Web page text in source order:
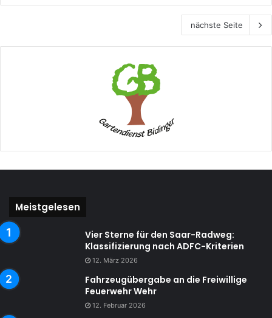
nächste Seite
Meistgelesen
Vier Sterne für den Saar-Radweg:
Klassifizierung nach ADFC-Kriterien
12. März 2026
Fahrzeugübergabe an die Freiwillige
Feuerwehr Wehr
12. Februar 2026